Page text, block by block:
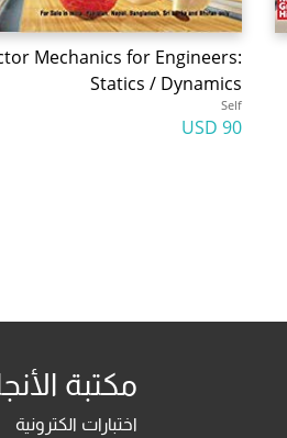
Mechanics for Engineers:
Statics / Dynamics
Self
90 USD
مكتبة
اختبارات الكترونية